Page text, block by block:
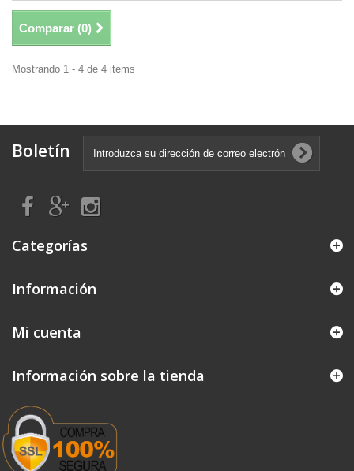
Comparar (0)
Mostrando 1 - 4 de 4 items
Boletín
Categorías
Información
Mi cuenta
Información sobre la tienda